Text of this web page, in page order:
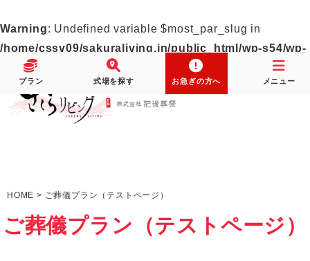
Warning: Undefined variable $most_par_slug in
/home/cssv09/sakuraliving.in/public_html/wp-s54/wp-
content/themes/sakuraliving/page.php
19
プラン 式場を探す お急ぎの方へ メニュー
HOME > ご葬儀プラン（テストページ）
ご葬儀プラン（テストページ）